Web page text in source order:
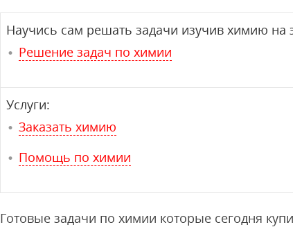
Научись сам решать задачи изучив химию на
Решение задач по химии
Услуги:
Заказать химию
Помощь по химии
Готовые задачи по химии которые сегодня